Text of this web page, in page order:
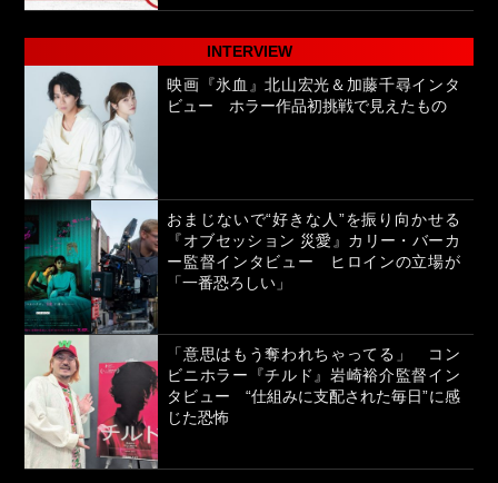
INTERVIEW
映画『氷血』北山宏光＆加藤千尋インタ
ビュー ホラー作品初挑戦で見えたもの
おまじないで“好きな人”を振り向かせる
『オブセッション 災愛』カリー・バーカ
ー監督インタビュー ヒロインの立場が
「一番恐ろしい」
「意思はもう奪われちゃってる」 コン
ビニホラー『チルド』岩崎裕介監督イン
タビュー “仕組みに支配された毎日”に感
じた恐怖